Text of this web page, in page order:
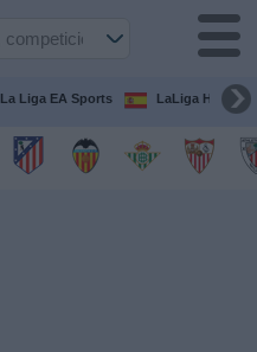
La Liga EA Sports LaLiga